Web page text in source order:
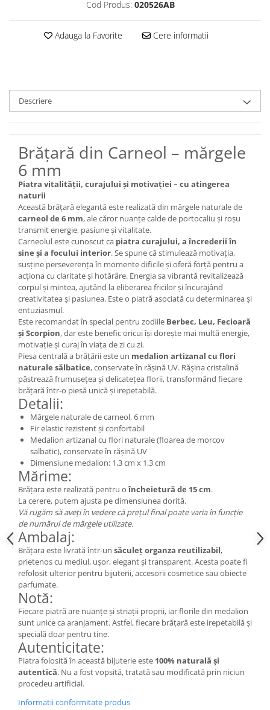
Brățară de gleznă
Cercei
Brățară
Mărgele / talisman
Accesorii păr
Bijuterii din Floarea de colț
Colier / Pandantiv
Cercei
Suport bijuterii
Bijuterii cu cristale naturale
Colier / Pandantiv
Cercei
Brățară
Set bijuterii
Bijuterii din lemn
Colier / Pandantiv
Cercei
Set bijuterii
Brățară
Bijuterii fără metal
Brățară
Bijuterii - Alte
Suport bijuterii
Semn de carte
Accesorii
Produse personalizate (mărturii)
Produse zero waste
Săculeț de depozitare pentru pâine
Ambalaj cu ceară de albine pentru
alimente
Șervețel ecologic pentru sandiș
Săculeț pentru ronțăieli
Dischete cosmetice
Capac textil pentru vase și farfurii
Prosop de bucătărie "NU-hârtie"
Suport pentru tacâmuri de
călătorie
Sac reutilizabil pentru fructe și
legume
Cod Produs: 020526AB
Adauga la Favorite Cere informatii
Descriere
Brățară din Carneol – mărgele
6 mm
Piatra vitalității, curajului și motivației – cu atingerea
naturii
Această brățară elegantă este realizată din mărgele naturale de
carneol de 6 mm, ale căror nuanțe calde de portocaliu și roșu
transmit energie, pasiune și vitalitate.
Carneolul este cunoscut ca piatra curajului, a încrederii în
sine și a focului interior. Se spune că stimulează motivația,
susține perseverența în momente dificile și oferă forță pentru a
acționa cu claritate și hotărâre. Energia sa vibrantă revitalizează
corpul și mintea, ajutând la eliberarea fricilor și încurajând
creativitatea și pasiunea. Este o piatră asociată cu determinarea și
entuziasmul.
Este recomandat în special pentru zodiile Berbec, Leu, Fecioară
și Scorpion, dar este benefic oricui își dorește mai multă energie,
motivație și curaj în viața de zi cu zi.
Piesa centrală a brățării este un medalion artizanal cu flori
naturale sălbatice, conservate în rășină UV. Rășina cristalină
păstrează frumusețea și delicatețea florii, transformând fiecare
brățară într-o piesă unică și irepetabilă.
Detalii:
Mărgele naturale de carneol, 6 mm
Fir elastic rezistent și confortabil
Medalion artizanal cu flori naturale (floarea de morcov
salbatic), conservate în rășină UV
Dimensiune medalion: 1,3 cm x 1,3 cm
Mărime:
Brățara este realizată pentru oîncheietură de 15 cm.
La cerere, putem ajusta pe dimensiunea dorită.
Vă rugăm să aveți în vedere că prețul final poate varia în funcție
de numărul de mărgele utilizate.
Ambalaj:
Brățara este livrată într-un săculeț organza reutilizabil,
prietenos cu mediul, ușor, elegant și transparent. Acesta poate fi
refolosit ulterior pentru bijuterii, accesorii cosmetice sau obiecte
parfumate.
Notă:
Fiecare piatră are nuanțe și striații proprii, iar florile din medalion
sunt unice ca aranjament. Astfel, fiecare brățară este irepetabilă și
specială doar pentru tine.
Autenticitate:
Piatra folosită în această bijuterie este 100% naturală și
autentică. Nu a fost vopsită, tratată sau modificată prin niciun
procedeu artificial.
Informatii conformitate produs